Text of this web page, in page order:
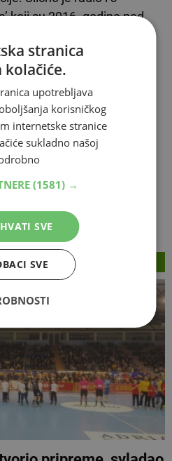
koji su 2016. godine pod
osvojili
u nas’ često može biti
zaključio je
omiljene izvore
ČLANCI
stranica
upotrebljava
korisničkog
internetske stranice
sukladno našoj
(1581) →
SVE
SVE